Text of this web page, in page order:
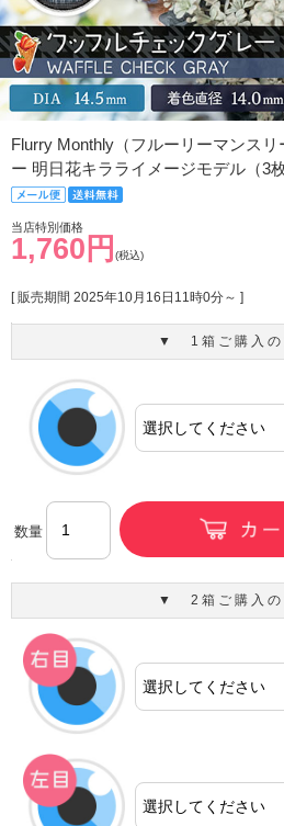
Flurry Monthly（フルーリーマンス
ー 明日花キラライメージモデル（3枚
当店特別価格
1,760円 (税込)
[ 販売期間 2025年10月16日11時0分～ ]
▼ 1箱ご購入
数量
▼ 2箱ご購入